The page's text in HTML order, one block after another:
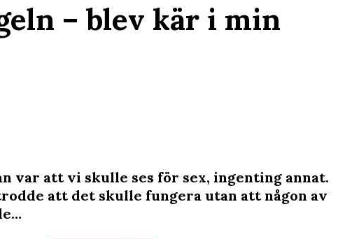
– blev kär i min
var att vi skulle ses för sex, ingenting annat.
att det skulle fungera utan att någon av